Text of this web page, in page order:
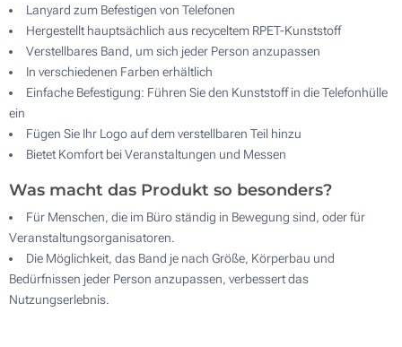
Lanyard zum Befestigen von Telefonen
Hergestellt hauptsächlich aus recyceltem RPET-Kunststoff
Verstellbares Band, um sich jeder Person anzupassen
In verschiedenen Farben erhältlich
Einfache Befestigung: Führen Sie den Kunststoff in die Telefonhülle
ein
Fügen Sie Ihr Logo auf dem verstellbaren Teil hinzu
Bietet Komfort bei Veranstaltungen und Messen
Was macht das Produkt so besonders?
Für Menschen, die im Büro ständig in Bewegung sind, oder für
Veranstaltungsorganisatoren.
Die Möglichkeit, das Band je nach Größe, Körperbau und
Bedürfnissen jeder Person anzupassen, verbessert das
Nutzungserlebnis.